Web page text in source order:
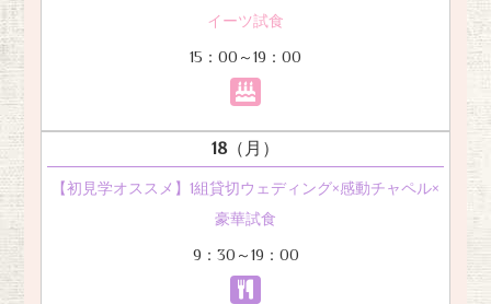
イーツ試食
15：00～19：00
18（月）
【初見学オススメ】1組貸切ウェディング×感動チャペル×
豪華試食
9：30～19：00